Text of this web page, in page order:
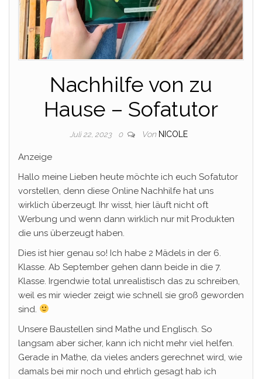
Nachhilfe von zu
Hause – Sofatutor
Juli 22, 2023 0 Von NICOLE
Anzeige
Hallo meine Lieben heute möchte ich euch Sofatutor
vorstellen, denn diese Online Nachhilfe hat uns
wirklich überzeugt. Ihr wisst, hier läuft nicht oft
Werbung und wenn dann wirklich nur mit Produkten
die uns überzeugt haben.
Dies ist hier genau so! Ich habe 2 Mädels in der 6.
Klasse. Ab September gehen dann beide in die 7.
Klasse. Irgendwie total unrealistisch das zu schreiben,
weil es mir wieder zeigt wie schnell sie groß geworden
sind.
Unsere Baustellen sind Mathe und Englisch. So
langsam aber sicher, kann ich nicht mehr viel helfen.
Gerade in Mathe, da vieles anders gerechnet wird, wie
damals bei mir noch und ehrlich gesagt hab ich